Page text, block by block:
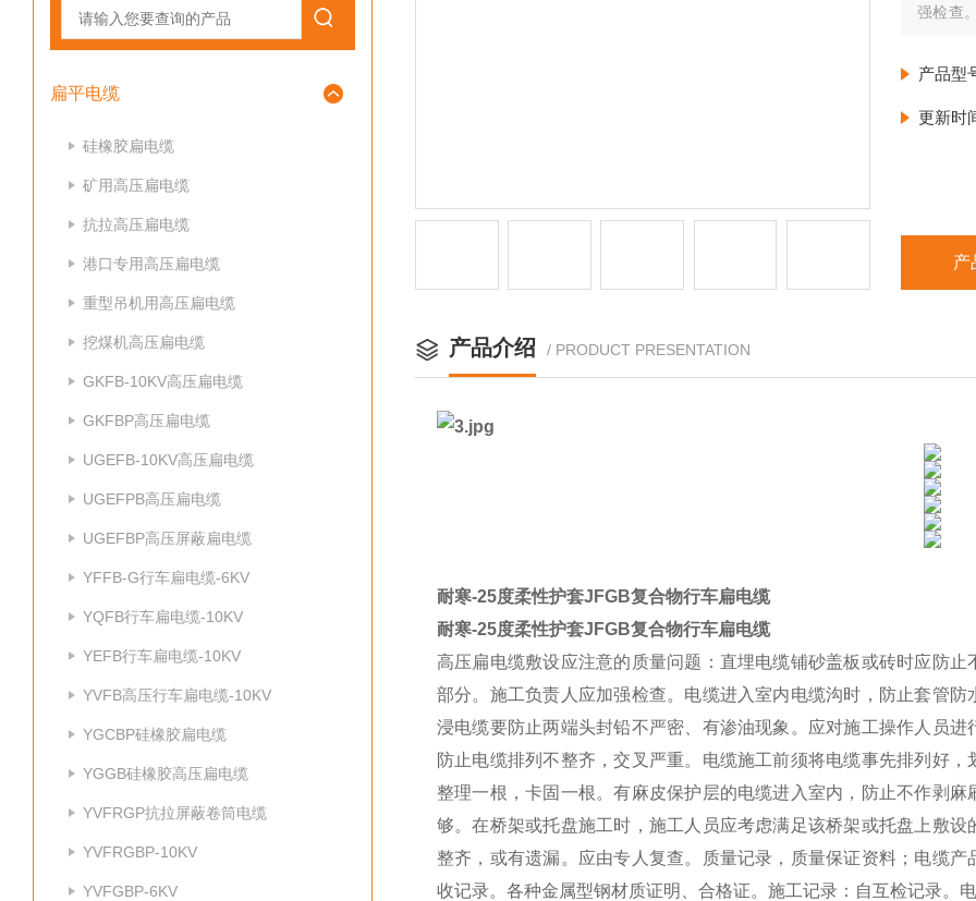
扁平电缆
硅橡胶扁电缆
矿用高压扁电缆
抗拉高压扁电缆
港口专用高压扁电缆
重型吊机用高压扁电缆
挖煤机高压扁电缆
GKFB-10KV高压扁电缆
GKFBP高压扁电缆
UGEFB-10KV高压扁电缆
UGEFPB高压扁电缆
UGEFBP高压屏蔽扁电缆
YFFB-G行车扁电缆-6KV
YQFB行车扁电缆-10KV
YEFB行车扁电缆-10KV
YVFB高压行车扁电缆-10KV
YGCBP硅橡胶扁电缆
YGGB硅橡胶高压扁电缆
YVFRGP抗拉屏蔽卷筒电缆
YVFRGBP-10KV
YVFGBP-6KV
强检查
象。
产品型
更新时
产
产品介绍 / PRODUCT PRESENTATION
耐寒-25度柔性护套JFGB复合物行车扁电缆
耐寒-25度柔性护套JFGB复合物行车扁电缆
高压扁电缆敷设应注意的质量问题：直埋电缆铺砂盖板或砖时应防
部分。施工负责人应加强检查。电缆进入室内电缆沟时，防止套管
浸电缆要防止两端头封铅不严密、有渗油现象。应对施工操作人员
防止电缆排列不整齐，交叉严重。电缆施工前须将电缆事先排列好
整理一根，卡固一根。有麻皮保护层的电缆进入室内，防止不作剥
够。在桥架或托盘施工时，施工人员应考虑满足该桥架或托盘上敷
整齐，或有遗漏。应由专人复查。质量记录，质量保证资料；电缆
收记录。各种金属型钢材质证明、合格证。施工记录：自互检记录。